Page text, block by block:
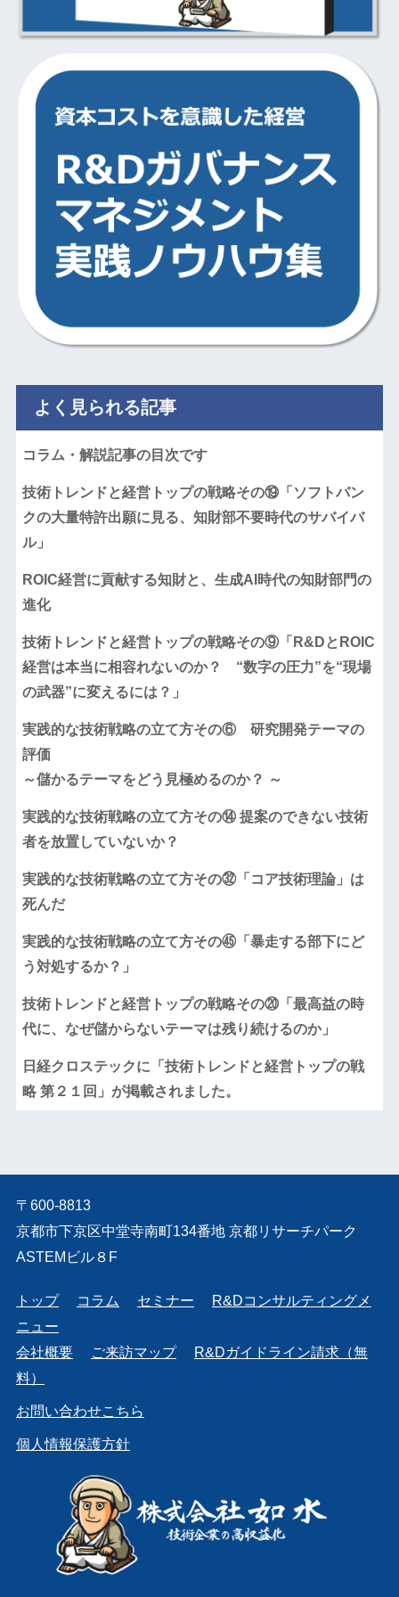
よく見られる記事
コラム・解説記事の目次です
技術トレンドと経営トップの戦略その⑲「ソフトバン
クの大量特許出願に見る、知財部不要時代のサバイバ
ル」
ROIC経営に貢献する知財と、生成AI時代の知財部門の
進化
技術トレンドと経営トップの戦略その⑨「R&DとROIC
経営は本当に相容れないのか？ “数字の圧力”を“現場
の武器”に変えるには？」
実践的な技術戦略の立て方その⑥ 研究開発テーマの
評価
～儲かるテーマをどう見極めるのか？ ～
実践的な技術戦略の立て方その⑭ 提案のできない技術
者を放置していないか？
実践的な技術戦略の立て方その㉜「コア技術理論」は
死んだ
実践的な技術戦略の立て方その㊺「暴走する部下にど
う対処するか？」
技術トレンドと経営トップの戦略その⑳「最高益の時
代に、なぜ儲からないテーマは残り続けるのか」
日経クロステックに「技術トレンドと経営トップの戦
略 第２１回」が掲載されました。
〒600-8813
京都市下京区中堂寺南町134番地 京都リサーチパーク
ASTEMビル８F
トップ コラム セミナー
R&Dコンサルティングメ
ニュー
会社概要
ご来訪マップ
R&Dガイドライン請求（無
料）
お問い合わせこちら
個人情報保護方針